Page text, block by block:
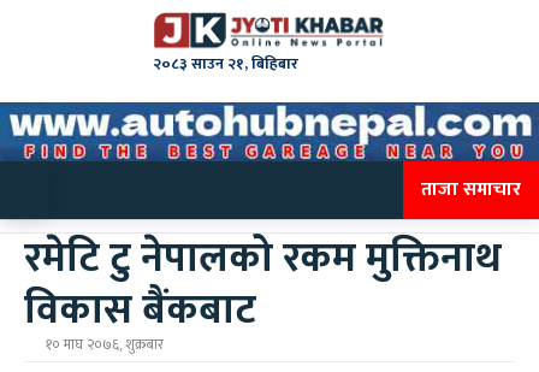
२०८३ साउन २१, बिहिबार
ताजा समाचार
रमेटि टु नेपालको रकम मुक्तिनाथ
विकास बैंकबाट
१० माघ २०७६, शुक्रबार